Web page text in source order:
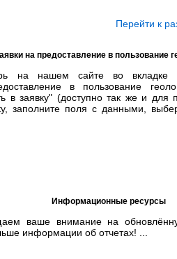
Перейти к
на предоставление в пользование
на нашем сайте во вкладке
в пользование
в заявку" (доступно так же и для
заполните поля с данными,
Информационные ресурсы
ваше внимание на
информации об отчетах! ...